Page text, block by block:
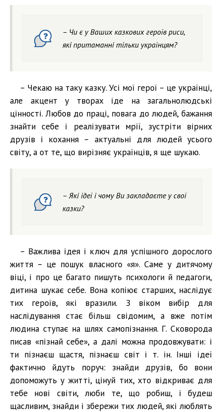
– Чи є у Ваших казкових героїв риси,
які притаманні тільки українцям?
– Чекаю на таку казку. Усі мої герої – це українці,
але акцент у творах іде на загальнолюдські
цінності. Любов до праці, повага до людей, бажання
знайти себе і реалізувати мрії, зустріти вірних
друзів і кохання – актуальні для людей усього
світу, а от те, що вирізняє українців, я ще шукаю.
– Які ідеї і чому Ви закладаєте у свої
казки?
– Важлива ідея і ключ для успішного дорослого
життя – це пошук власного «я». Саме у дитячому
віці, і про це багато пишуть психологи й педагоги,
дитина шукає себе. Вона копіює старших, наслідує
тих героїв, які вразили. З віком вибір для
наслідування стає більш свідомим, а вже потім
людина ступає на шлях самопізнання. Г. Сковорода
писав «пізнай себе», а далі можна продовжувати: і
ти пізнаєш щастя, пізнаєш світ і т. ін. Інші ідеї
фактично йдуть поруч: знайди друзів, бо вони
допоможуть у житті, цінуй тих, хто відкриває для
тебе нові світи, люби те, що робиш, і будеш
щасливим, знайди і збережи тих людей, які люблять